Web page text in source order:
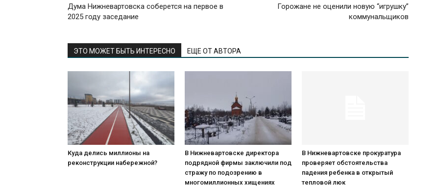
Дума Нижневартовска соберется на первое в
2025 году заседание
Горожане не оценили новую “игрушку”
коммунальщиков
ЭТО МОЖЕТ БЫТЬ ИНТЕРЕСНО ЕЩЕ ОТ АВТОРА
Куда делись миллионы на
реконструкции набережной?
В Нижневартовске директора
подрядной фирмы заключили под
стражу по подозрению в
многомиллионных хищениях
В Нижневартовске прокуратура
проверяет обстоятельства
падения ребенка в открытый
тепловой люк